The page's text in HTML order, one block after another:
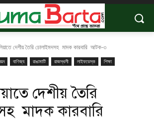
দেশীয় তৈরি চোলাইমদসহ মাদক কারবারি আটক-৩
বাণিজ্য রাঙামাটি রাজস্থলী লাইফডেস্ক
শিক্ষা
দেশীয় তৈরি
মাদক কারবারি